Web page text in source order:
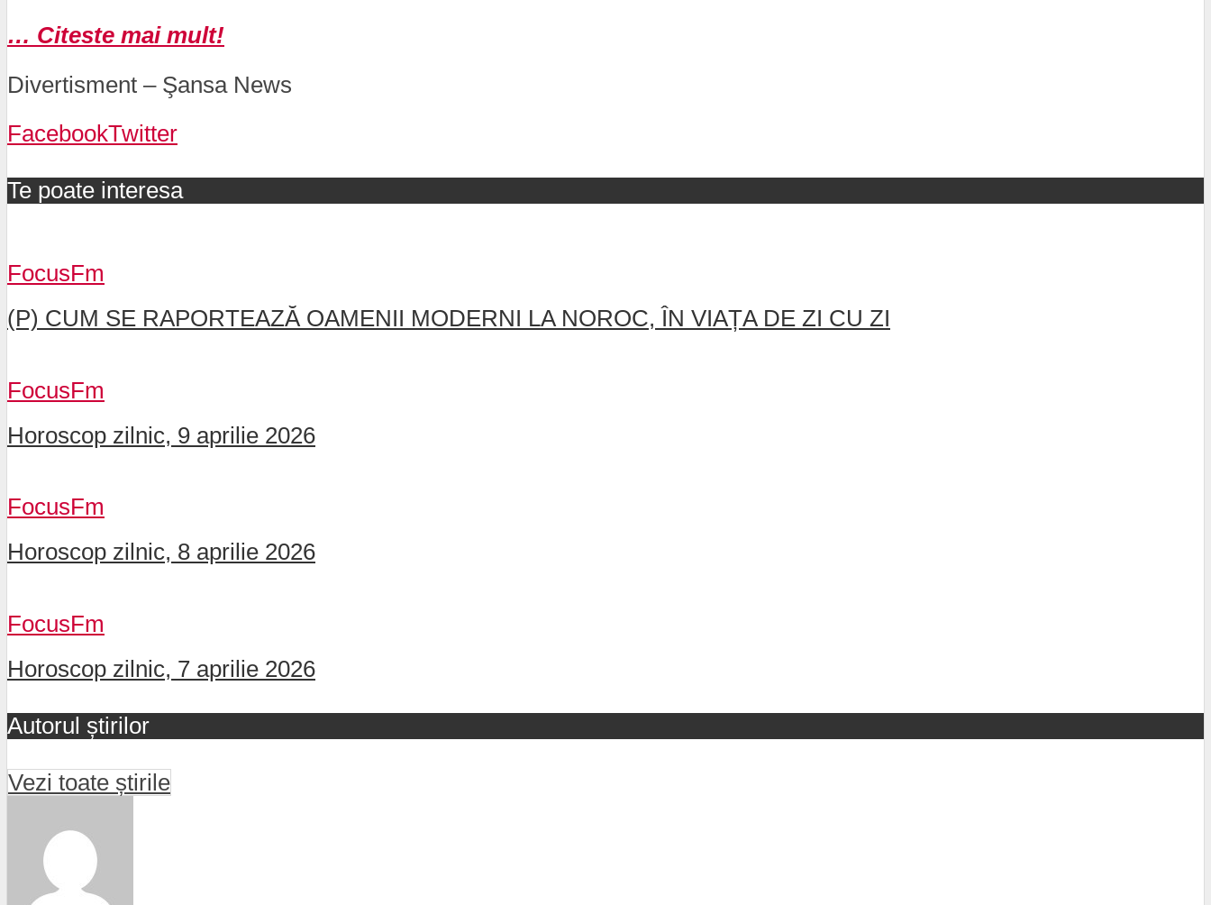
… Citeste mai mult!
Divertisment – Şansa News
FacebookTwitter
Te poate interesa
FocusFm
(P) CUM SE RAPORTEAZĂ OAMENII MODERNI LA NOROC, ÎN VIAȚA DE ZI CU ZI
FocusFm
Horoscop zilnic, 9 aprilie 2026
FocusFm
Horoscop zilnic, 8 aprilie 2026
FocusFm
Horoscop zilnic, 7 aprilie 2026
Autorul știrilor
Vezi toate știrile